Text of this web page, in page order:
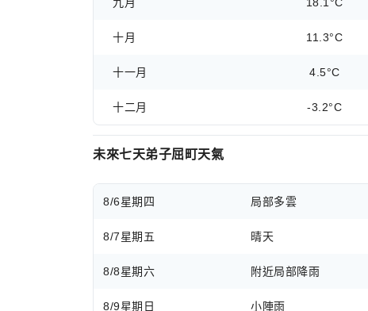
十月 11.3°C
十一月 4.5°C
十二月 -3.2°C
未來七天弟子屈町天氣
8/6星期四 局部多雲
8/7星期五 晴天
8/8星期六 附近局部降雨
8/9星期日 小陣雨